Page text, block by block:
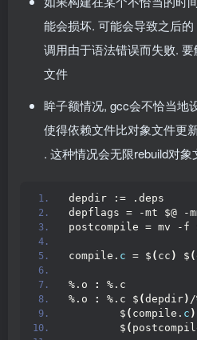
能会损坏. 可能会导致之后的
调用由于语法错误而失败.
文件
眸子额情况, gcc会不恰当地
使得依赖文件比对象文件更
. 这种情况会无限rebuild对象
depdir := .deps
depflags = -mt $@ -
postcompile = mv -f
compile. c = $ ( cc ) $ (
%.o :
%.c
%.o
: %.c $ (depdir) /
        $
( compile. c )
        $
(